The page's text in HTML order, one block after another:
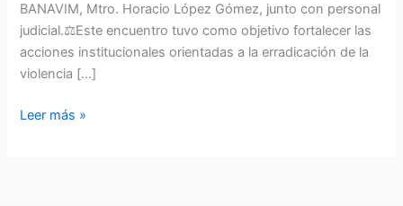
BANAVIM, Mtro. Horacio López Gómez, junto con personal
judicial.⚖Este encuentro tuvo como objetivo fortalecer las
acciones institucionales orientadas a la erradicación de la
violencia […]
Leer más »